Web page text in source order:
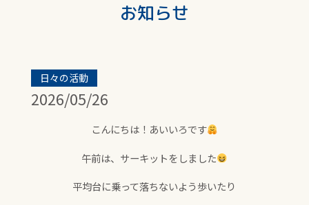
お知らせ
日々の活動
2026/05/26
こんにちは！あいいろです
午前は、サーキットをしました
平均台に乗って落ちないよう歩いたり